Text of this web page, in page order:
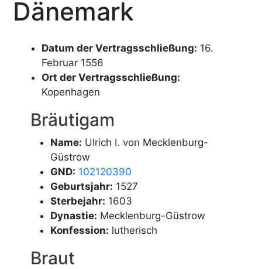
Dänemark
Datum der Vertragsschließung: 16.
Februar 1556
Ort der Vertragsschließung:
Kopenhagen
Bräutigam
Name: Ulrich I. von Mecklenburg-
Güstrow
GND: 102120390
Geburtsjahr: 1527
Sterbejahr: 1603
Dynastie: Mecklenburg-Güstrow
Konfession: lutherisch
Braut